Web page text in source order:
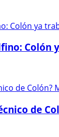
Colón
de